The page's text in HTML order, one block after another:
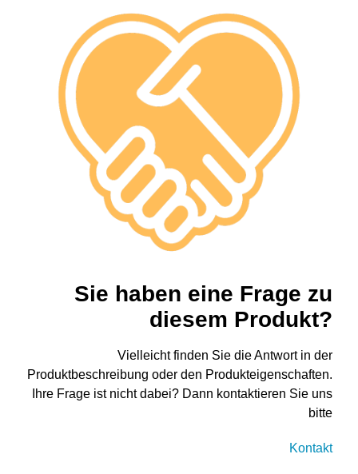
Sie haben eine Frage zu
diesem Produkt?
Vielleicht finden Sie die Antwort in der
Produktbeschreibung oder den Produkteigenschaften.
Ihre Frage ist nicht dabei? Dann kontaktieren Sie uns
bitte
Kontakt